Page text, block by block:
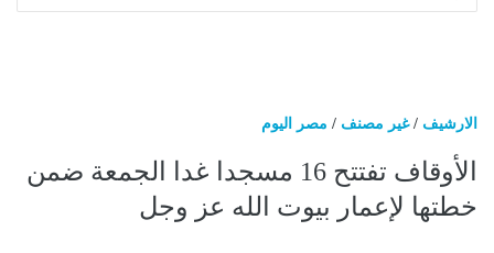
الارشيف /غير مصنف / مصر اليوم
الأوقاف تفتتح 16 مسجدا غدا الجمعة ضمن
خطتها لإعمار بيوت الله عز وجل